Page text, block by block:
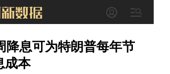
降息可为特朗普每年节
成本